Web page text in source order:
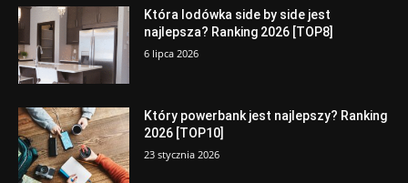
Która lodówka side by side jest
najlepsza? Ranking 2026 [TOP8]
6 lipca 2026
Który powerbank jest najlepszy? Ranking
2026 [TOP10]
23 stycznia 2026